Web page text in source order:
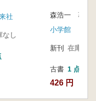
社
なし
森浩一 著者
小学館
新刊 在庫なし
古書 1 点
426 円